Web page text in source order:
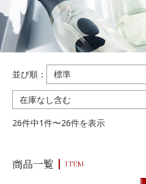
並び順：
26件中1件〜26件を表示
商品一覧 ITEM